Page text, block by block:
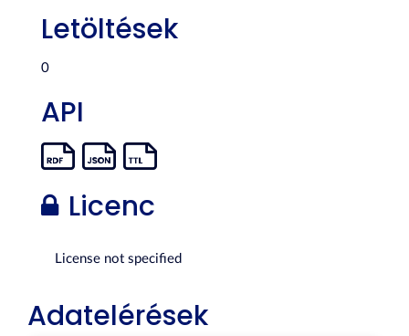
Letöltések
0
API
Licenc
License not specified
Adatelérések